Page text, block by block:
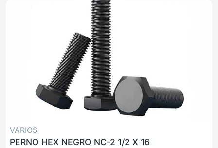
VARIOS
PERNO HEX NEGRO NC-2 1/2 X 16